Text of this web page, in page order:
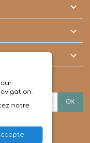



notre